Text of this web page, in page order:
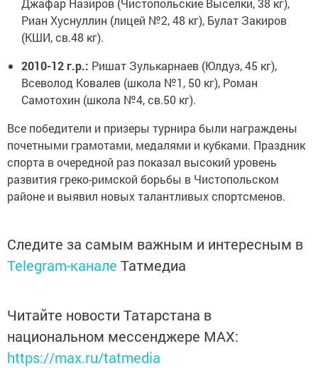
Джафар Назиров (Чистопольские Выселки, 38 кг),
Риан Хуснуллин (лицей №2, 48 кг), Булат Закиров
(КШИ, св.48 кг).
2010-12 г.р.: Ришат Зулькарнаев (Юлдуз, 45 кг),
Всеволод Ковалев (школа №1, 50 кг), Роман
Самотохин (школа №4, св.50 кг).
Все победители и призеры турнира были награждены
почетными грамотами, медалями и кубками. Праздник
спорта в очередной раз показал высокий уровень
развития греко-римской борьбы в Чистопольском
районе и выявил новых талантливых спортсменов.
Следите за самым важным и интересным в
Telegram-канале Татмедиа
Читайте новости Татарстана в
национальном мессенджере MАХ:
https://max.ru/tatmedia